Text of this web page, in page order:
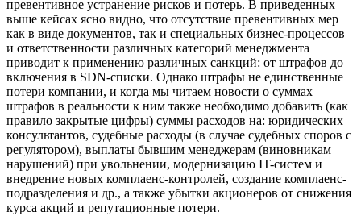
превентивное устранение рисков и потерь. В приведенных
выше кейсах ясно видно, что отсутствие превентивных мер
как в виде документов, так и специальных бизнес-процессов
и ответственности различных категорий менеджмента
приводит к применению различных санкций: от штрафов до
включения в SDN-списки. Однако штрафы не единственные
потери компании, и когда мы читаем новости о суммах
штрафов в реальности к ним также необходимо добавить (как
правило закрытые цифры) суммы расходов на: юридических
консультантов, судебные расходы (в случае судебных споров с
регулятором), выплаты бывшим менеджерам (виновникам
нарушений) при увольнении, модернизацию IT-систем и
внедрение новых комплаенс-контролей, создание комплаенс-
подразделения и др., а также убытки акционеров от снижения
курса акций и репутационные потери.